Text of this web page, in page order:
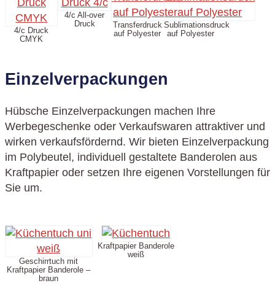
4/c Druck
CMYK
4/c All-over
Druck
Transferdruck
auf Polyester
Sublimationsdruck
auf Polyester
Einzelverpackungen
Hübsche Einzelverpackungen machen Ihre
Werbegeschenke oder Verkaufswaren attraktiver und
wirken verkaufsfördernd. Wir bieten Einzelverpackung
im Polybeutel, individuell gestaltete Banderolen aus
Kraftpapier oder setzen Ihre eigenen Vorstellungen für
Sie um.
Geschirrtuch mit
Kraftpapier Banderole –
braun
Kraftpapier Banderole
weiß